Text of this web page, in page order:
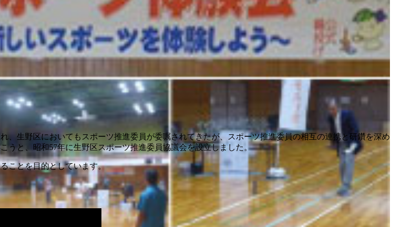
、生野区においてもスポーツ推進委員が委嘱されてきたが、スポーツ推進委員の相互の連携と研鑽を深め
うと、昭和57年に生野区スポーツ推進委員協議会を設立しました。
ことを目的としています。